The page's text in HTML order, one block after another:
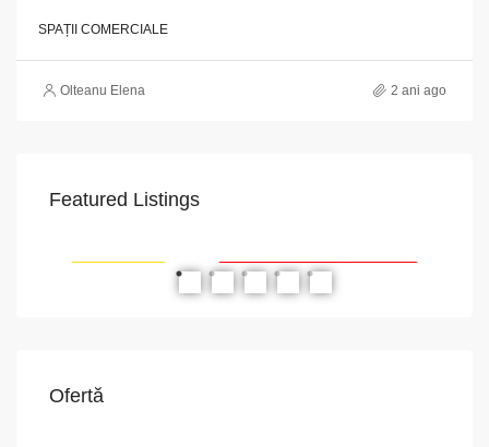
SPAȚII COMERCIALE
Olteanu Elena 2 ani ago
Featured Listings
PROPRIETATEA A FOST ÎNCHIRIATĂ
Ofertă